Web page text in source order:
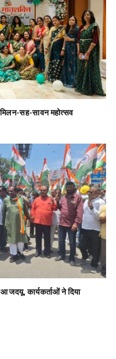
सह-सावन महोत्सव
जदयू, कार्यकर्ताओं ने दिया